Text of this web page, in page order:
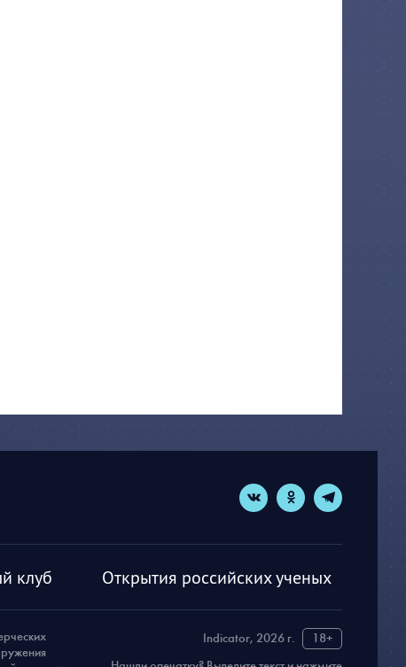
клуб Открытия российских ученых
Indicator, 2026 г.
18+